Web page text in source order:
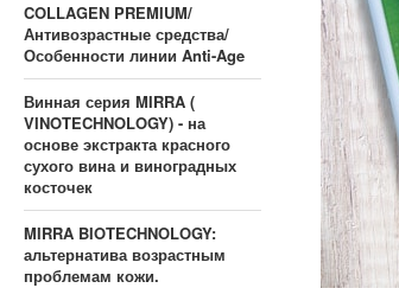
COLLAGEN PREMIUM/
Антивозрастные средства/
Особенности линии Anti-Age
Винная серия MIRRA (
VINOTECHNOLOGY) - на
основе экстракта красного
сухого вина и виноградных
косточек
MIRRA BIOTECHNOLOGY:
альтернатива возрастным
проблемам кожи.